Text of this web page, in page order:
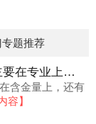
题推荐
成人高考和自考区别主要在专业上吗？
含金量上，还有
容】